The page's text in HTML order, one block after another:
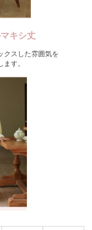
キシ丈
クスした雰囲気を
す。